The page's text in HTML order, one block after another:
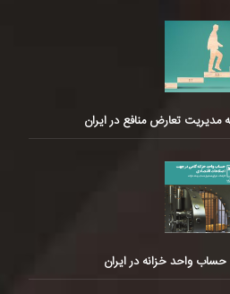
واحد خزانه در ایران